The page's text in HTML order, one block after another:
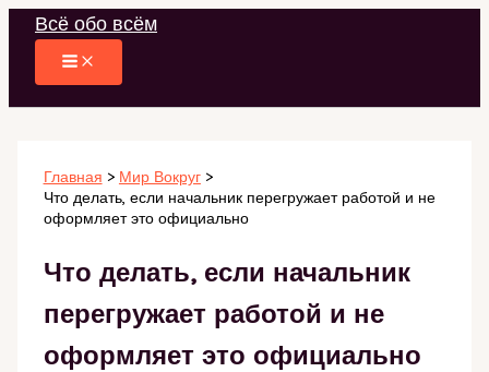
Перейти
содержимому
Всё обо всём
Главная
Мир Вокруг
Что делать, если начальник перегружает работой и не
оформляет это официально
Что делать, если начальник
перегружает работой и не
оформляет это официально